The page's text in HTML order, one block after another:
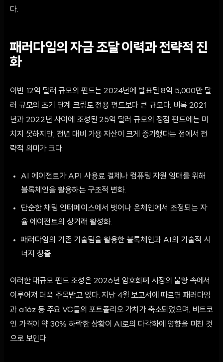
다.
패러다임의 자금 조달 이력과 전략적 진
화
이번 12억 달러 규모의 펀드는 2024년에 발표된 8억 5,000만 달
러 규모의 초기 단계 크립토 전용 펀드보다 큰 규모다. 비록 2021
년과 2022년 사이에 조성된 25억 달러 규모의 정점 펀드에는 미
치지 못하지만, 전년 대비 가용 자산이 크게 증가했다는 점에서 전
략적 의미가 크다.
AI 에이전트가 API 사용료 결제나 컴퓨팅 자원 임대를 위해
블록체인을 활용하는 구조적 변화.
단순한 채팅 인터페이스에서 벗어나 온체인에서 조정되는 자
율 에이전트의 상거래 활성화.
패러다임의 기존 기술팀을 활용한 블록체인과 AI의 기술적 시
너지 창출.
이러한 대규모 펀드 조성은 2026년 암호화폐 시장의 불황 속에서
이루어져 더욱 주목받고 있다. 지난 4월 보고서에 따르면 패러다임
과 a16z 등 주요 VC들의 포트폴리오 가치가 축소되었으며, 비트코
인 가격이 약 30% 하락한 상황이 AI로의 다각화에 영향을 미친 것
으로 보인다.